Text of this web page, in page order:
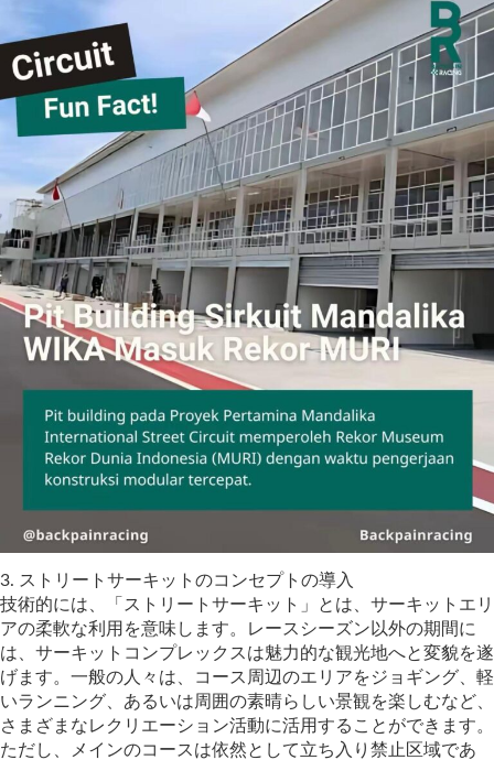
3.⁠ ⁠ストリートサーキットのコンセプトの導入
技術的には、「ストリートサーキット」とは、サーキットエリ
アの柔軟な利用を意味します。レースシーズン以外の期間に
は、サーキットコンプレックスは魅力的な観光地へと変貌を遂
げます。一般の人々は、コース周辺のエリアをジョギング、軽
いランニング、あるいは周囲の素晴らしい景観を楽しむなど、
さまざまなレクリエーション活動に活用することができます。
ただし、メインのコースは依然として立ち入り禁止区域であ